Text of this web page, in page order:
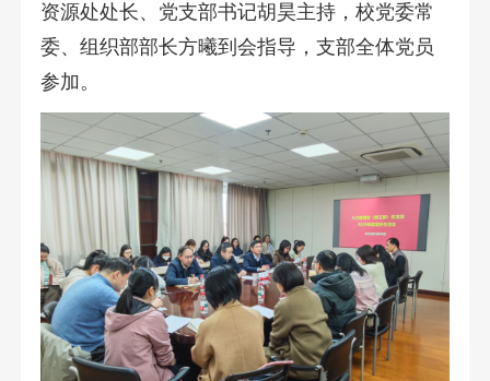
资源处处长、党支部书记胡昊主持，校党委常
委、组织部部长方曦到会指导，支部全体党员
参加。